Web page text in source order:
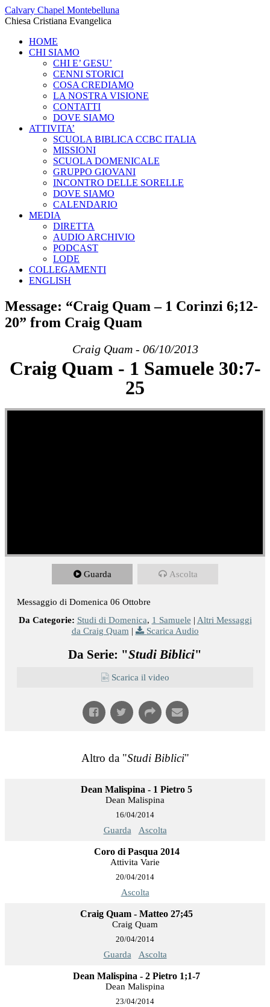
Calvary Chapel Montebelluna
Chiesa Cristiana Evangelica
HOME
CHI SIAMO
CHI E’ GESU’
CENNI STORICI
COSA CREDIAMO
LA NOSTRA VISIONE
CONTATTI
DOVE SIAMO
ATTIVITA’
SCUOLA BIBLICA CCBC ITALIA
MISSIONI
SCUOLA DOMENICALE
GRUPPO GIOVANI
INCONTRO DELLE SORELLE
DOVE SIAMO
CALENDARIO
MEDIA
DIRETTA
AUDIO ARCHIVIO
PODCAST
LODE
COLLEGAMENTI
ENGLISH
Message: “Craig Quam – 1 Corinzi 6;12-
20” from Craig Quam
Craig Quam - 06/10/2013
Craig Quam - 1 Samuele 30:7-
25
Guarda Ascolta
Messaggio di Domenica 06 Ottobre
Da Categorie: Studi di Domenica, 1 Samuele | Altri Messaggi
da Craig Quam| Scarica Audio
Da Serie: "Studi Biblici"
Scarica il video
Altro da "Studi Biblici"
Dean Malispina - 1 Pietro 5
Dean Malispina
16/04/2014
Guarda Ascolta
Coro di Pasqua 2014
Attivita Varie
20/04/2014
Ascolta
Craig Quam - Matteo 27;45
Craig Quam
20/04/2014
Guarda Ascolta
Dean Malispina - 2 Pietro 1;1-7
Dean Malispina
23/04/2014